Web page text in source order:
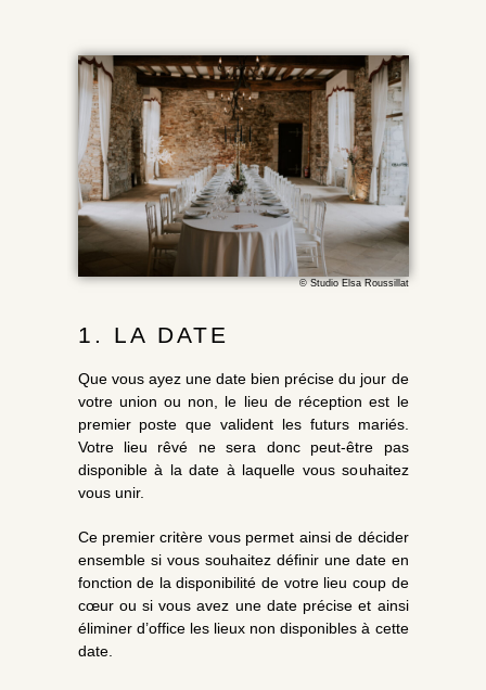
© Studio Elsa Roussillat
1. LA DATE
Que vous ayez une date bien précise du jour de
votre union ou non, le lieu de réception est le
premier poste que valident les futurs mariés.
Votre lieu rêvé ne sera donc peut-être pas
disponible à la date à laquelle vous souhaitez
vous unir.
Ce premier critère vous permet ainsi de décider
ensemble si vous souhaitez définir une date en
fonction de la disponibilité de votre lieu coup de
cœur ou si vous avez une date précise et ainsi
éliminer d’office les lieux non disponibles à cette
date.